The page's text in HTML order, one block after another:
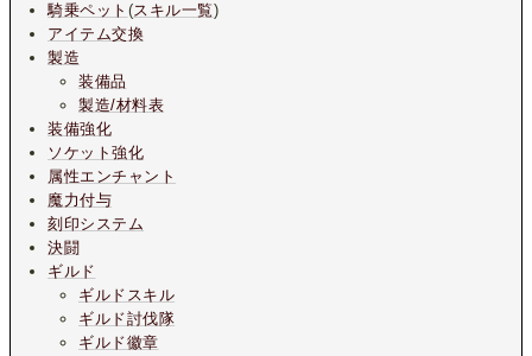
騎乗ペット (スキル一覧)
アイテム交換
製造
装備品
製造/材料表
装備強化
ソケット強化
属性エンチャント
魔力付与
刻印システム
決闘
ギルド
ギルドスキル
ギルド討伐隊
ギルド徽章